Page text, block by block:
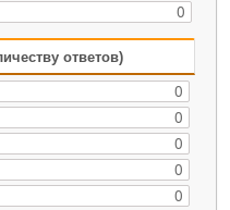
0
ответов)
0
0
0
0
0